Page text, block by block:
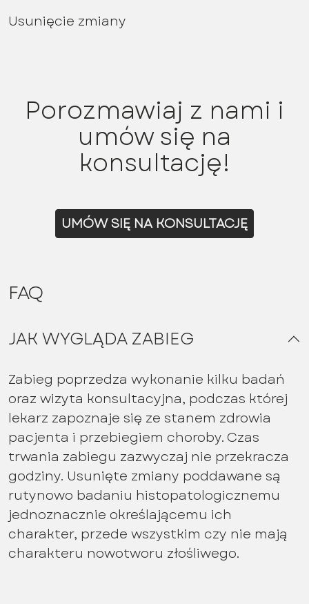
Usunięcie zmiany
Porozmawiaj z nami i
umów się na
konsultację!
UMÓW SIĘ NA KONSULTACJĘ
FAQ
JAK WYGLĄDA ZABIEG
Zabieg poprzedza wykonanie kilku badań
oraz wizyta konsultacyjna, podczas której
lekarz zapoznaje się ze stanem zdrowia
pacjenta i przebiegiem choroby. Czas
trwania zabiegu zazwyczaj nie przekracza
godziny. Usunięte zmiany poddawane są
rutynowo badaniu histopatologicznemu
jednoznacznie określającemu ich
charakter, przede wszystkim czy nie mają
charakteru nowotworu złośliwego.